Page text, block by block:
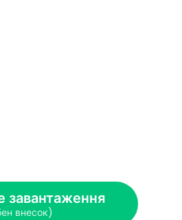
завантаження
внесок)